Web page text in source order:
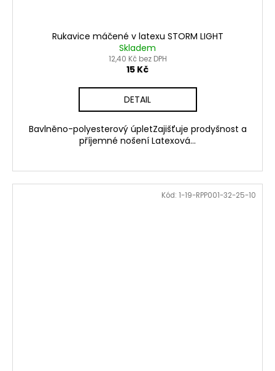
Rukavice máčené v latexu STORM LIGHT
Skladem
12,40 Kč bez DPH
15 Kč
DETAIL
Bavlněno-polyesterový úpletZajišťuje prodyšnost a
příjemné nošení Latexová...
Kód: 1-19-RPP001-32-25-10